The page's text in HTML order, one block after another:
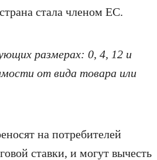
стала членом ЕС.
размерах: 0, 4, 12 и
от вида товара или
на потребителей
ставки, и могут вычесть